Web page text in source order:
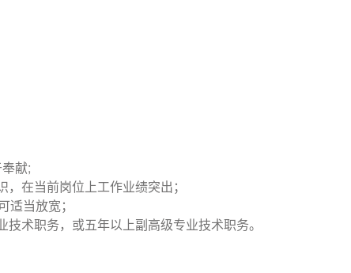
献;
在当前岗位上工作业绩突出；
当放宽；
术职务，或五年以上副高级专业技术职务。